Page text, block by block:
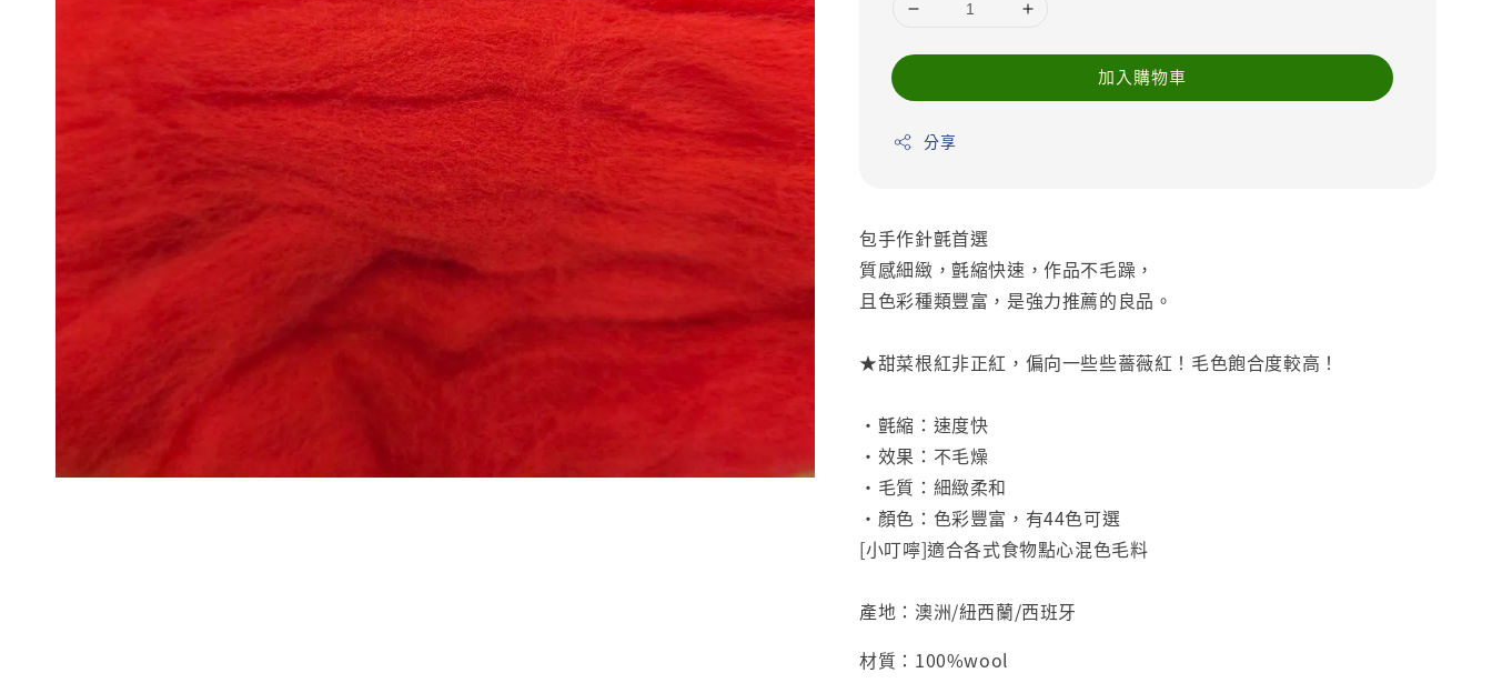
加入購物車
分享
包手作針氈首選
質感細緻，氈縮快速，作品不毛躁，
且色彩種類豐富，是強力推薦的良品。
★甜菜根紅非正紅，偏向一些些薔薇紅！毛色飽合度較高！
•氈縮：速度快
•效果：不毛燥
•毛質：細緻柔和
•顏色：色彩豐富，有44色可選
[小叮嚀]適合各式食物點心混色毛料
產地：澳洲/紐西蘭/西班牙
材質：100%wool